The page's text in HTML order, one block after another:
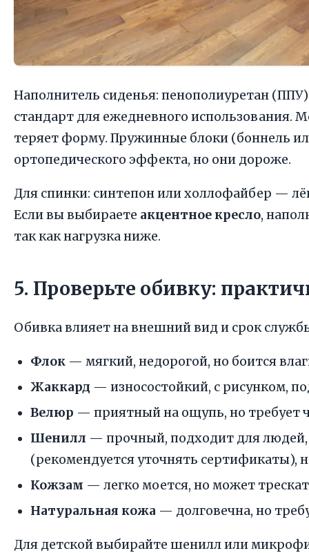
Наполнитель сиденья: пенополиуретан
стандарт для ежедневного использования.
теряет форму. Пружинные блоки (боннель
ортопедического эффекта, но они дороже.
Для спинки: синтепон или холлофайбер —
Если вы выбираете акцентное кресло,
так как нагрузка ниже.
5. Проверьте обивку:
Обивка влияет на внешний вид и срок
Флок — мягкий, недорогой, но боится
Жаккард — износостойкий, с рисунком,
Велюр — приятный на ощупь, но требует
Шенилл — прочный, подходит для людей,
(рекомендуется уточнять сертификаты),
Кожзам — легко моется, но может
Натуральная кожа — долговечна, но
Для детской выбирайте шенилл или